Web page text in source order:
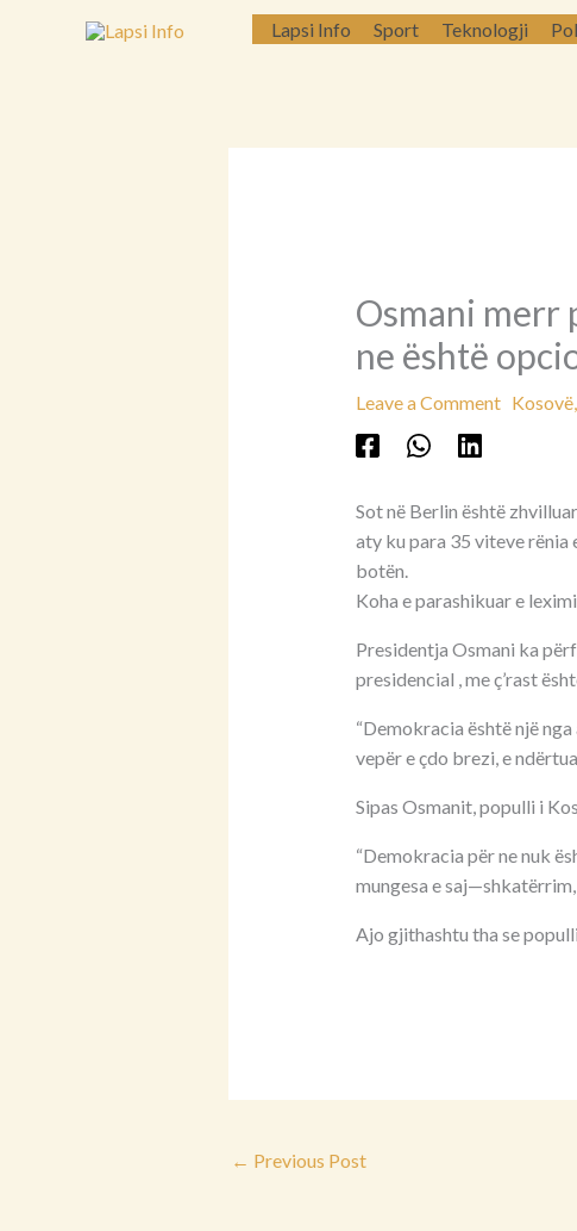
Lapsi Info Sport Teknologji
Osmani merr
ne është
Leave a Comment Kosovë,
Sot në Berlin është
aty ku para 35 viteve
botën.
Koha e parashikuar e
Presidentja Osmani ka
presidencial , me ç’rast
“Demokracia është një
vepër e çdo brezi, e
Sipas Osmanit, populli i
“Demokracia për ne nuk
mungesa e
Ajo gjithashtu tha se
← Previous Post